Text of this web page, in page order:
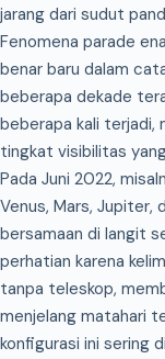
jarang dari sudut
Fenomena parade
benar baru dalam
beberapa dekade
beberapa kali terjadi,
tingkat visibilitas
Pada Juni 2022,
Venus, Mars,
bersamaan di langit
perhatian karena
tanpa teleskop,
menjelang matahari
konfigurasi ini sering